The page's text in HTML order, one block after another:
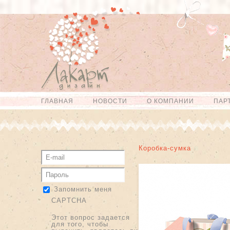
Перейти к
основному
содержанию
Skip to
navigation
Главное меню
ГЛАВНАЯ НОВОСТИ О КОМПАНИИ
Запомнить меня
CAPTCHA
Этот вопрос задается
для того, чтобы
Коробка-сумка